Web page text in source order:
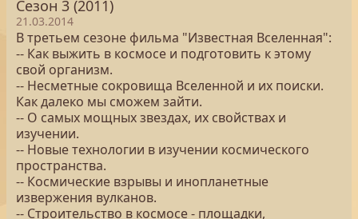
Сезон 3 (2011)
21.03.2014
В третьем сезоне фильма "Известная Вселенная":
-- Как выжить в космосе и подготовить к этому
свой организм.
-- Несметные сокровища Вселенной и их поиски.
Как далеко мы сможем зайти.
-- О самых мощных звездах, их свойствах и
изучении.
-- Новые технологии в изучении космического
пространства.
-- Космические взрывы и инопланетные
извержения вулканов.
-- Строительство в космосе - площадки,